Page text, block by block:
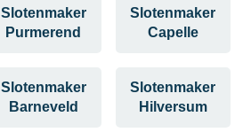
Slotenmaker
Purmerend
Slotenmaker
Capelle
Slotenmaker
Barneveld
Slotenmaker
Hilversum